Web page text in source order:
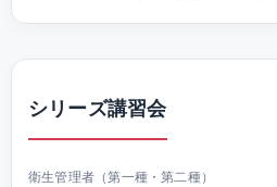
シリーズ講習会
衛生管理者（第一種・第二種）